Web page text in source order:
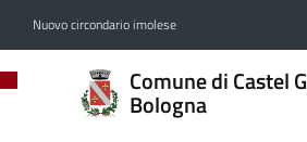
Nuovo circondario imolese
Comune di Castel
Bologna
Comune
di